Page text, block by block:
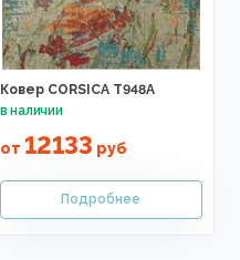
Ковер CORSICA T948A
от 12133 руб